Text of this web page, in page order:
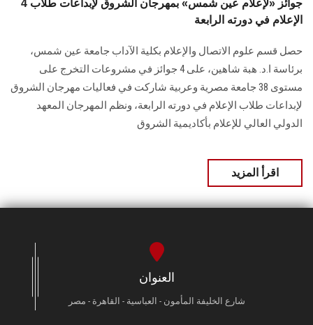
سجل الان
4 جوائز «لإعلام عين شمس» بمهرجان الشروق لإبداعات طلاب
الإعلام في دورته الرابعة
حصل قسم علوم الاتصال والإعلام بكلية الآداب جامعة عين شمس،
برئاسة ا.د. هبة شاهين، على 4 جوائز في مشروعات التخرج على
مستوى 38 جامعة مصرية وعربية شاركت في فعاليات مهرجان الشروق
لإبداعات طلاب الإعلام في دورته الرابعة، ونظم المهرجان المعهد
الدولي العالي للإعلام بأكاديمية الشروق
اقرأ المزيد
العنوان
شارع الخليفة المأمون - العباسية - القاهرة - مصر